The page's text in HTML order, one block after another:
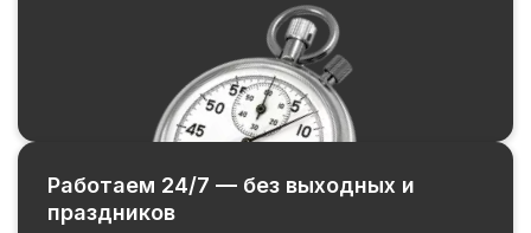
Работаем 24/7 — без выходных и
праздников